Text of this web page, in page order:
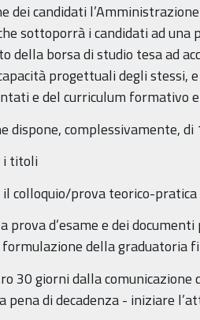
dei candidati
sottoporrà i candidati ad una
della borsa di studio tesa ad
progettuali degli stessi,
e del curriculum formativo
dispone, complessivamente,
i titoli
colloquio/prova teorico-pratica
prova d’esame e dei
della graduatoria
30 giorni dalla
pena di decadenza - iniziare